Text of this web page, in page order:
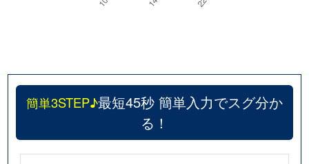
簡単3STEP♪最短45秒 簡単入力でスグ分か
る！